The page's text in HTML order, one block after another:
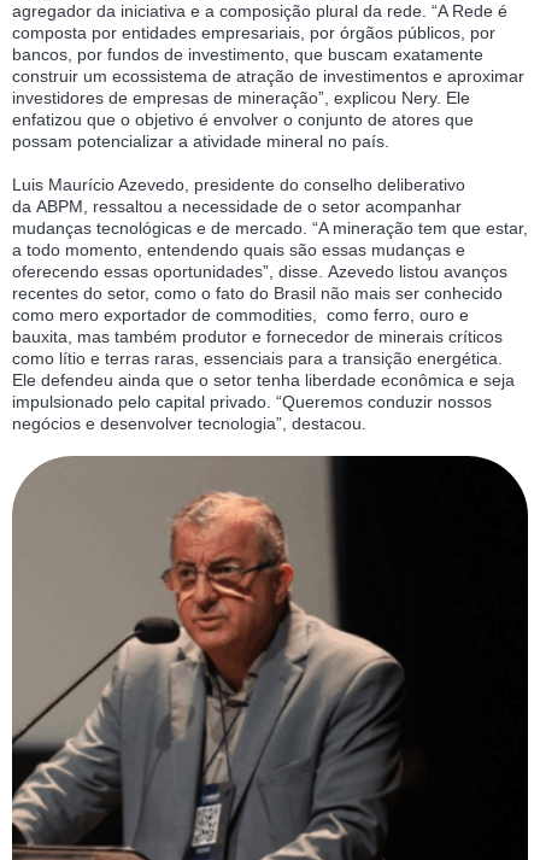
agregador da iniciativa e a composição plural da rede. “A Rede é
composta por entidades empresariais, por órgãos públicos, por
bancos, por fundos de investimento, que buscam exatamente
construir um ecossistema de atração de investimentos e aproximar
investidores de empresas de mineração”, explicou Nery. Ele
enfatizou que o objetivo é envolver o conjunto de atores que
possam potencializar a atividade mineral no país.
Luis Maurício Azevedo, presidente do conselho deliberativo
da ABPM, ressaltou a necessidade de o setor acompanhar
mudanças tecnológicas e de mercado. “A mineração tem que estar,
a todo momento, entendendo quais são essas mudanças e
oferecendo essas oportunidades”, disse. Azevedo listou avanços
recentes do setor, como o fato do Brasil não mais ser conhecido
como mero exportador de commodities, como ferro, ouro e
bauxita, mas também produtor e fornecedor de minerais críticos
como lítio e terras raras, essenciais para a transição energética.
Ele defendeu ainda que o setor tenha liberdade econômica e seja
impulsionado pelo capital privado. “Queremos conduzir nossos
negócios e desenvolver tecnologia”, destacou.